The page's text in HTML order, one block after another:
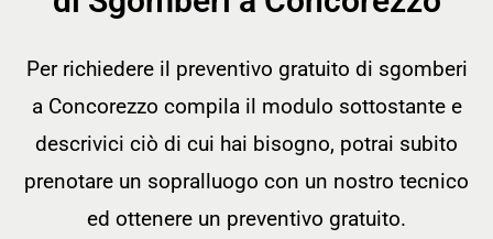
Per richiedere il preventivo gratuito di sgomberi
a Concorezzo compila il modulo sottostante e
descrivici ciò di cui hai bisogno, potrai subito
prenotare un sopralluogo con un nostro tecnico
ed ottenere un preventivo gratuito.